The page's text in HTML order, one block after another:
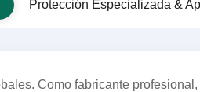
Protección Especializada &
Como fabricante